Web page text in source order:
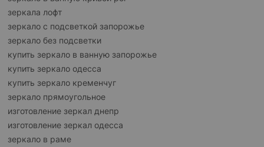
зеркала лофт
зеркало с подсветкой запорожье
зеркало без подсветки
купить зеркало в ванную запорожье
купить зеркало одесса
купить зеркало кременчуг
зеркало прямоугольное
изготовление зеркал днепр
изготовление зеркал одесса
зеркало в раме